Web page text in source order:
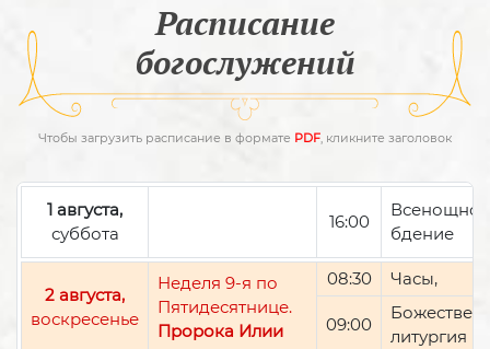
Расписание
богослужений
Чтобы загрузить расписание в формате PDF, кликните заголовок
1 августа,
суббота
16:00
Всенощное
бдение
2 августа,
воскресенье
Неделя 9-я по
Пятидесятнице.
Пророка Илии
08:30 Часы,
09:00
литургия